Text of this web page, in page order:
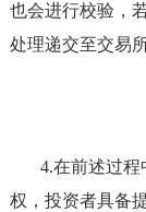
也会进行校验，
处理递交至交易所
4.在前述过程
权，投资者具备